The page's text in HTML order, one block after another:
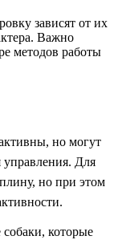
зависят от их
Важно
методов работы
но могут
Для
но при этом
которые